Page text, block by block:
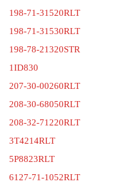
198-71-31520RLT
198-71-31530RLT
198-78-21320STR
1ID830
207-30-00260RLT
208-30-68050RLT
208-32-71220RLT
3T4214RLT
5P8823RLT
6127-71-1052RLT